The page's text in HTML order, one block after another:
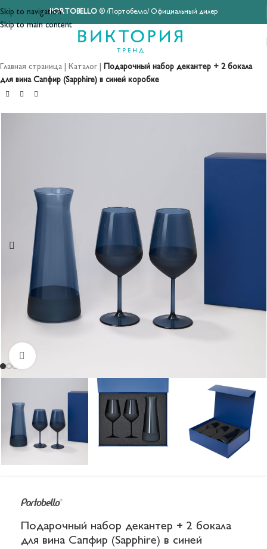
Skip to navigation
Skip to main content
PORTOBELLO® /Портобелло/ Официальный дилер
Главная страница Каталог
Подарочный набор декантер + 2 бокала
для вина Сапфир (Sapphire) в синей коробке
Подарочный набор декантер + 2 бокала
для вина Сапфир (Sapphire) в синей